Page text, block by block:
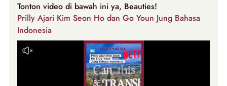
Tonton video di bawah ini ya, Beauties!
Prilly Ajari Kim Seon Ho dan Go Youn Jung Bahasa
Indonesia